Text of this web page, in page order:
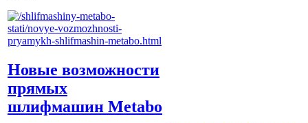
Новые возможности
прямых
шлифмашин Metabo